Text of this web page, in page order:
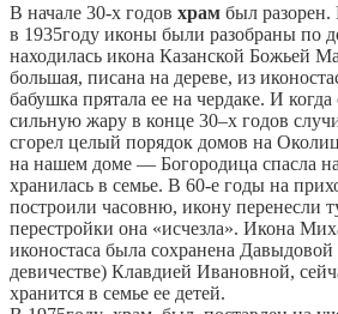
В начале 30-х годов храм был разорен.
в 1935году иконы были разобраны по
находилась икона Казанской Божьей
большая, писана на дереве, из
бабушка прятала ее на чердаке. И
сильную жару в конце 30–х годов
сгорел целый порядок домов на
на нашем доме — Богородица спасла
хранилась в семье. В 60-e годы на
построили часовню, икону перенесли
перестройки она «исчезла». Икона
иконостаса была сохранена
девичестве) Клавдией Ивановной,
хранится в семье ее детей.